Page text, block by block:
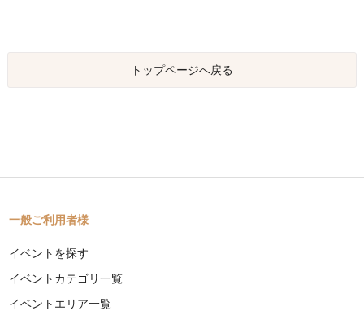
トップページへ戻る
一般ご利用者様
イベントを探す
イベントカテゴリ一覧
イベントエリア一覧